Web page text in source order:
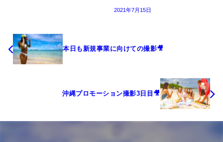
2021年7月15日
本日も新規事業に向けての撮影🎥
沖縄プロモーション撮影3日目🎥